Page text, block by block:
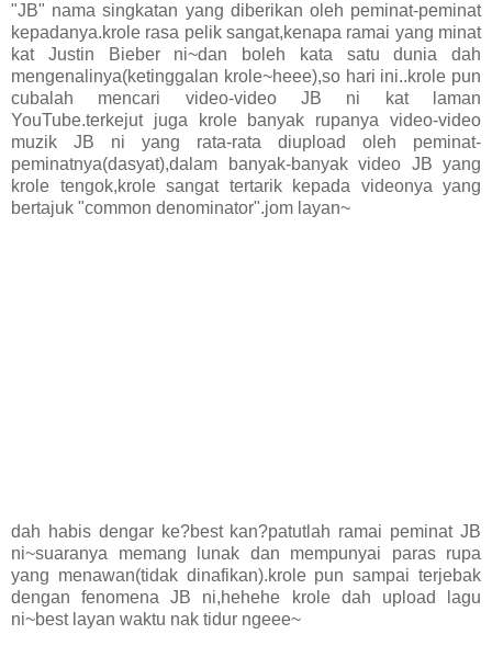
"JB" nama singkatan yang diberikan oleh peminat-peminat
kepadanya.krole rasa pelik sangat,kenapa ramai yang minat
kat Justin Bieber ni~dan boleh kata satu dunia dah
mengenalinya(ketinggalan krole~heee),so hari ini..krole pun
cubalah mencari video-video JB ni kat laman
YouTube.terkejut juga krole banyak rupanya video-video
muzik JB ni yang rata-rata diupload oleh peminat-
peminatnya(dasyat),dalam banyak-banyak video JB yang
krole tengok,krole sangat tertarik kepada videonya yang
bertajuk "common denominator".jom layan~
dah habis dengar ke?best kan?patutlah ramai peminat JB
ni~suaranya memang lunak dan mempunyai paras rupa
yang menawan(tidak dinafikan).krole pun sampai terjebak
dengan fenomena JB ni,hehehe krole dah upload lagu
ni~best layan waktu nak tidur ngeee~